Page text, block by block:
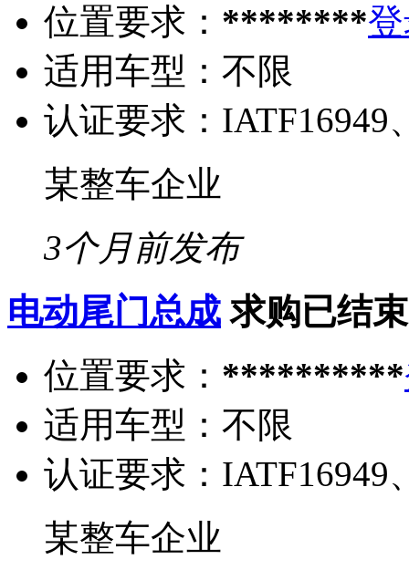
位置要求： ********
适用车型： 不限
认证要求： IATF16949
某整车企业
3个月前发布
电动尾门总成 求购已结束
位置要求： **********
适用车型： 不限
认证要求： IATF16949
某整车企业